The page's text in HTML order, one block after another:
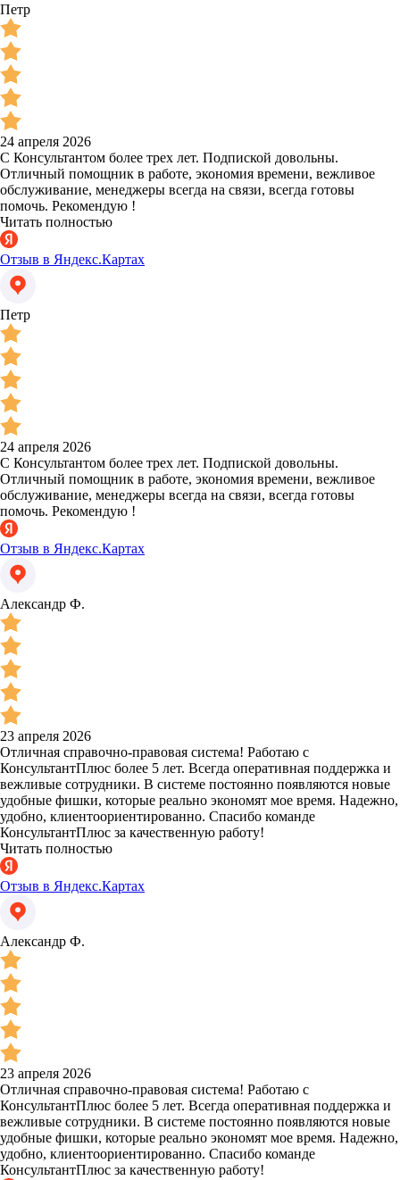
Петр
24 апреля 2026
С Консультантом более трех лет. Подпиской довольны.
Отличный помощник в работе, экономия времени, вежливое
обслуживание, менеджеры всегда на связи, всегда готовы
помочь. Рекомендую !
Читать полностью
Отзыв в Яндекс.Картах
Петр
24 апреля 2026
С Консультантом более трех лет. Подпиской довольны.
Отличный помощник в работе, экономия времени, вежливое
обслуживание, менеджеры всегда на связи, всегда готовы
помочь. Рекомендую !
Отзыв в Яндекс.Картах
Александр Ф.
23 апреля 2026
Отличная справочно-правовая система! Работаю с
КонсультантПлюс более 5 лет. Всегда оперативная поддержка и
вежливые сотрудники. В системе постоянно появляются новые
удобные фишки, которые реально экономят мое время. Надежно,
удобно, клиентоориентированно. Спасибо команде
КонсультантПлюс за качественную работу!
Читать полностью
Отзыв в Яндекс.Картах
Александр Ф.
23 апреля 2026
Отличная справочно-правовая система! Работаю с
КонсультантПлюс более 5 лет. Всегда оперативная поддержка и
вежливые сотрудники. В системе постоянно появляются новые
удобные фишки, которые реально экономят мое время. Надежно,
удобно, клиентоориентированно. Спасибо команде
КонсультантПлюс за качественную работу!